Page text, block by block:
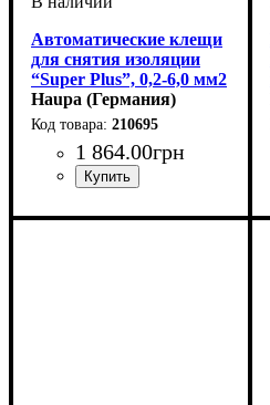
Автоматические клещи
для снятия изоляции
“Super Plus”, 0,2-6,0 мм2
Haupa (Германия)
210695
1 864.00грн
изоляции
6,0